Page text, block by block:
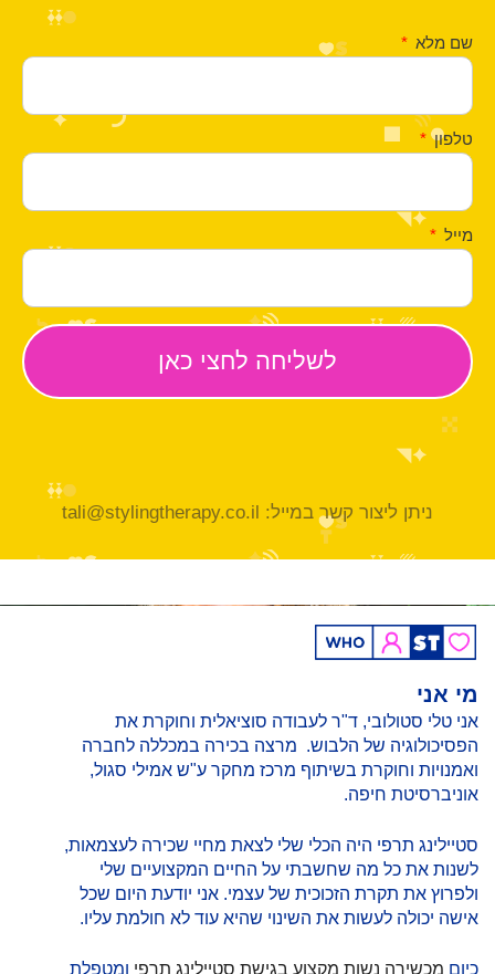
שם מלא
טלפון
מייל
ניתן ליצור קשר במייל: tali@stylingtherapy.co.il
מי אני
אני טלי סטולובי, ד"ר לעבודה סוציאלית וחוקרת את
הפסיכולוגיה של הלבוש. מרצה בכירה במכללה לחברה
ואמנויות וחוקרת בשיתוף מרכז מחקר ע"ש אמילי סגול,
אוניברסיטת חיפה.
סטיילינג תרפי היה הכלי שלי לצאת מחיי שכירה לעצמאות,
לשנות את כל מה שחשבתי על החיים המקצועיים שלי
ולפרוץ את תקרת הזכוכית של עצמי. אני יודעת היום שכל
אישה יכולה לעשות את השינוי שהיא עוד לא חולמת עליו.
כיום מכשירה נשות מקצוע בגישת סטיילינג תרפי ומטפלת